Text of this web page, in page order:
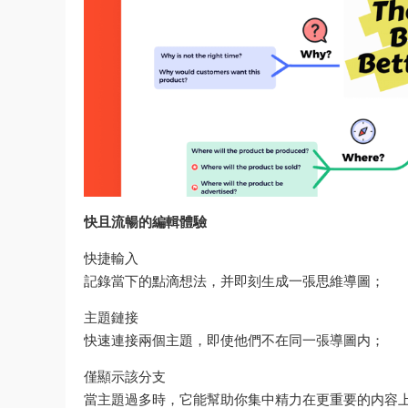
快且流暢的編輯體驗
快捷輸入
記錄當下的點滴想法，并即刻生成一張思維導圖；
主題鏈接
快速連接兩個主題，即使他們不在同一張導圖内；
僅顯示該分支
當主題過多時，它能幫助你集中精力在更重要的内容